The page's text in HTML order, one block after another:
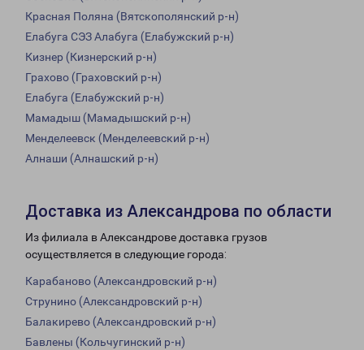
Красная Поляна (Вятскополянский р-н)
Елабуга СЭЗ Алабуга (Елабужский р-н)
Кизнер (Кизнерский р-н)
Грахово (Граховский р-н)
Елабуга (Елабужский р-н)
Мамадыш (Мамадышский р-н)
Менделеевск (Менделеевский р-н)
Алнаши (Алнашский р-н)
Доставка из Александрова по области
Из филиала в Александрове доставка грузов
осуществляется в следующие города:
Карабаново (Александровский р-н)
Струнино (Александровский р-н)
Балакирево (Александровский р-н)
Бавлены (Кольчугинский р-н)